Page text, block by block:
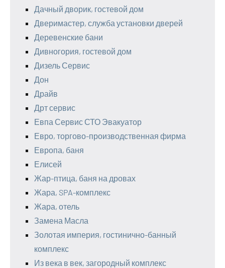
Дачный дворик, гостевой дом
Дверимастер, служба установки дверей
Деревенские бани
Дивногория, гостевой дом
Дизель Сервис
Дон
Драйв
Дрт сервис
Евпа Сервис СТО Эвакуатор
Евро, торгово-производственная фирма
Европа, баня
Елисей
Жар-птица, баня на дровах
Жара, SPA-комплекс
Жара, отель
Замена Масла
Золотая империя, гостинично-банный
комплекс
Из века в век, загородный комплекс